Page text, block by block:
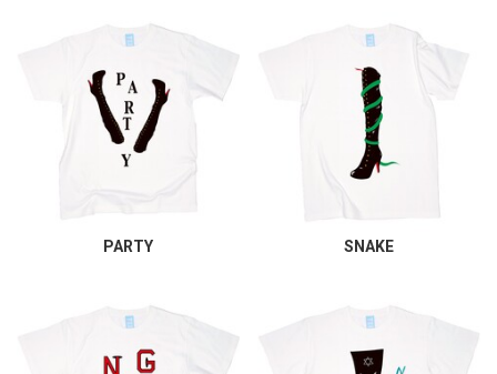
PARTY SNAKE